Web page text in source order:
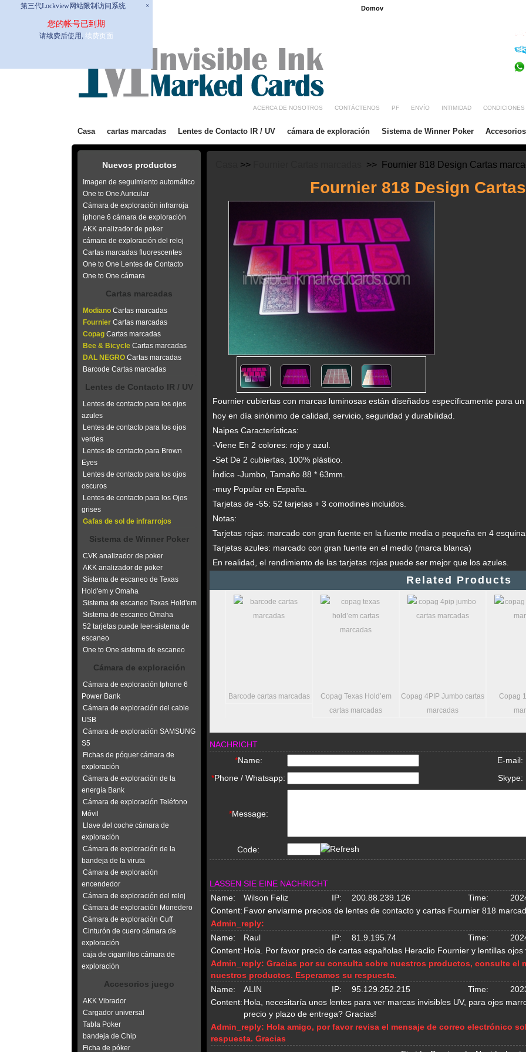
第三代Lockview网站限制访问系统 ×
您的帐号已到期
请续费后使用, 续费页面
Domov
ACERCA DE NOSOTROS CONTÁCTENOS PF ENVÍO INTIMIDAD CONDICIONES
Casa cartas marcadas Lentes de Contacto IR / UV cámara de exploración Sistema de Winner Poker
Nuevos productos
Imagen de seguimiento automático
One to One Auricular
Cámara de exploración infrarroja
iphone 6 cámara de exploración
AKK analizador de poker
cámara de exploración del reloj
Cartas marcadas fluorescentes
One to One Lentes de Contacto
One to One cámara
Cartas marcadas
Modiano Cartas marcadas
Fournier Cartas marcadas
Copag Cartas marcadas
Bee & Bicycle Cartas marcadas
DAL NEGRO Cartas marcadas
Barcode Cartas marcadas
Lentes de Contacto IR / UV
Lentes de contacto para los ojos
azules
Lentes de contacto para los ojos
verdes
Lentes de contacto para Brown
Eyes
Lentes de contacto para los ojos
oscuros
Lentes de contacto para los Ojos
grises
Gafas de sol de infrarrojos
Sistema de Winner Poker
CVK analizador de poker
AKK analizador de poker
Sistema de escaneo de Texas
Hold'em y Omaha
Sistema de escaneo Texas Hold'em
Sistema de escaneo Omaha
52 tarjetas puede leer-sistema de
escaneo
One to One sistema de escaneo
Cámara de exploración
Cámara de exploración Iphone 6
Power Bank
Cámara de exploración del cable
USB
Cámara de exploración SAMSUNG
S5
Fichas de póquer cámara de
exploración
Cámara de exploración de la
energía Bank
Cámara de exploración Teléfono
Móvil
Llave del coche cámara de
exploración
Cámara de exploración de la
bandeja de la viruta
Cámara de exploración
encendedor
Cámara de exploración del reloj
Cámara de exploración Monedero
Cámara de exploración Cuff
Cinturón de cuero cámara de
exploración
caja de cigarrillos cámara de
exploración
Accesorios juego
AKK Vibrador
Cargador universal
Tabla Poker
bandeja de Chip
Ficha de póker
>> >> Fournier 818 Design Cartas
Fournier 818 Design
Fournier cubiertas con marcas luminosas están diseñados específicamente para
hoy en día sinónimo de calidad, servicio, seguridad y durabilidad.
Naipes Características:
-Viene En 2 colores: rojo y azul.
-Set De 2 cubiertas, 100% plástico.
Índice -Jumbo, Tamaño 88 * 63mm.
-muy Popular en España.
Tarjetas de -55: 52 tarjetas + 3 comodines incluidos.
Notas:
Tarjetas rojas: marcado con gran fuente en la fuente media o pequeña en 4
Tarjetas azules: marcado con gran fuente en el medio (marca blanca)
En realidad, el rendimiento de las tarjetas rojas puede ser mejor que los azules.
Related Products
marcadas
Barcode cartas marcadas
Copag Texas Hold’em
cartas marcadas
Copag 4PIP Jumbo cartas
marcadas
Copag
NACHRICHT
*Name:
E-mail:
*Phone / Whatsapp: Skype:
*Message:
Code:
LASSEN SIE EINE NACHRICHT
Name:
Wilson Feliz IP: 200.88.239.126 Time:
Content: Favor enviarme precios de lentes de contacto y cartas Fournier 818
Admin_reply:
Name:
Raul IP: 81.9.195.74 Time:
Content: Hola. Por favor precio de cartas españolas Heraclio Fournier y lentillas
Admin_reply: Gracias por su consulta sobre nuestros productos, consulte el
nuestros productos. Esperamos su respuesta.
Name:
ALIN IP: 95.129.252.215 Time:
Content: Hola, necesitaría unos lentes para ver marcas invisibles UV, para ojos
precio y plazo de entrega? Gracias!
Admin_reply: Hola amigo, por favor revisa el mensaje de correo electrónico
respuesta. Gracias